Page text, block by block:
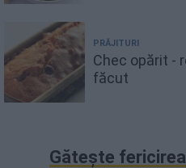
PRĂJITURI
Chec opărit -
făcut
Gătește